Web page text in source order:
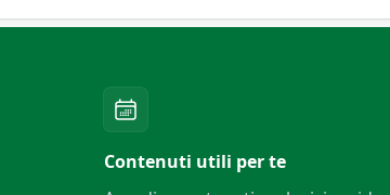
Contenuti utili per te